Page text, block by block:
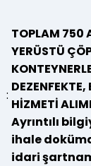
:
TOPLAM 750
YERÜSTÜ
HİZMETİ ALIMI
Ayrıntılı
ihale
idari